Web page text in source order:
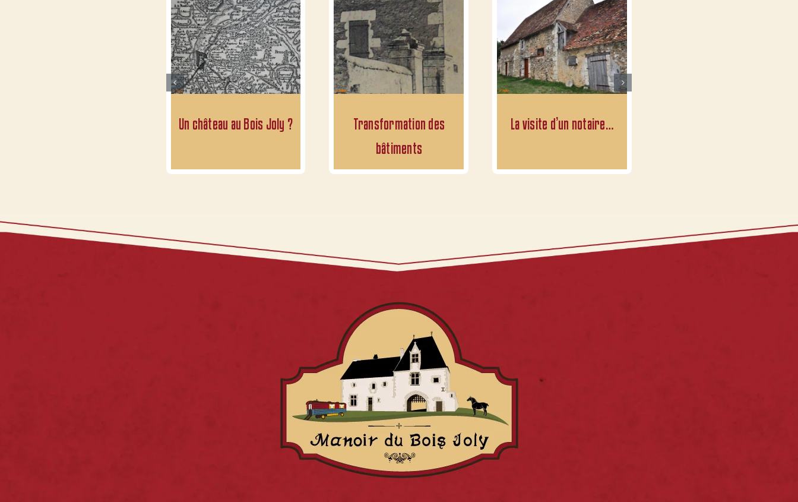
Un château au Bois Joly ?
Transformation des
bâtiments
La visite d’un notaire…